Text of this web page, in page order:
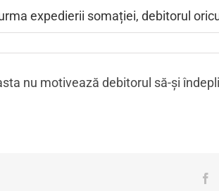
expedierii somației, debitorul
nu motivează debitorul să-și